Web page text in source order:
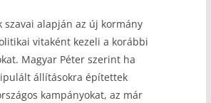
szavai alapján az új kormány
vitaként kezeli a korábbi
Magyar Péter szerint ha
állításokra építettek
kampányokat, az már